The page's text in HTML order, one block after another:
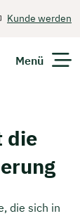
Kunde werden
Menü
die
die sich in